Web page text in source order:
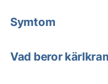
Symtom
Vad beror